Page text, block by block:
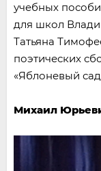
учебных
для школ
Татьяна
поэтических
«Яблоневый
Михаил